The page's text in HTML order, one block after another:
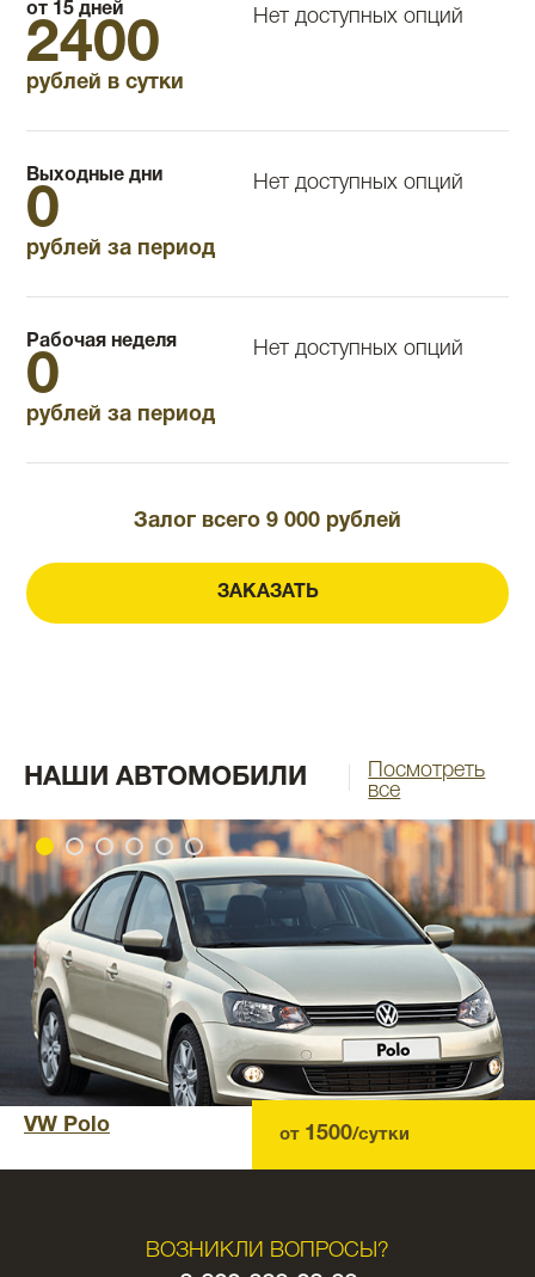
от 15 дней
2400
рублей в сутки
Нет доступных опций
Выходные дни
0
рублей за период
Нет доступных опций
Рабочая неделя
0
рублей за период
Нет доступных опций
Залог всего 9 000 рублей
ЗАКАЗАТЬ
НАШИ АВТОМОБИЛИ
Посмотреть
все
VW Polo от 1500/сутки
ВОЗНИКЛИ ВОПРОСЫ?